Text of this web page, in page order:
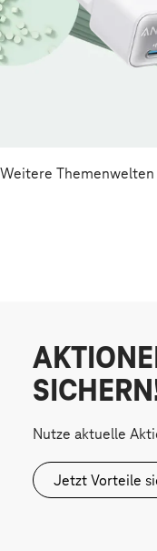
Weitere
Nutze aktuelle
Jetzt Vorteile